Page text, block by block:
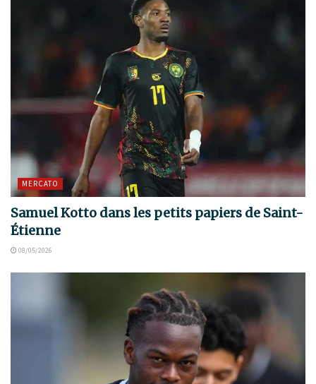
MERCATO
Samuel Kotto dans les petits papiers de Saint-
Étienne
08/05/2026